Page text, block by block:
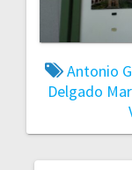
Antonio
Delgado